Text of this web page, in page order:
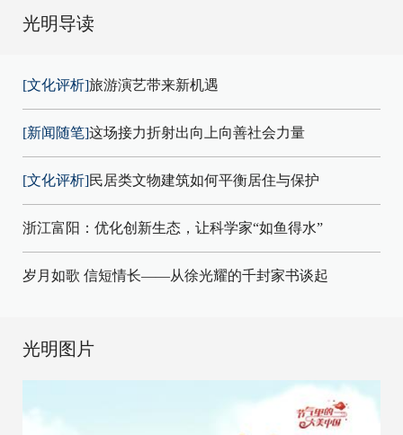
光明导读
[文化评析]旅游演艺带来新机遇
[新闻随笔]这场接力折射出向上向善社会力量
[文化评析]民居类文物建筑如何平衡居住与保护
浙江富阳：优化创新生态，让科学家“如鱼得水”
岁月如歌 信短情长——从徐光耀的千封家书谈起
光明图片